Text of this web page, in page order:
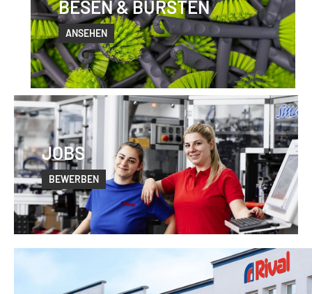
BESEN & BÜRSTEN
ANSEHEN
JOBS
BEWERBEN